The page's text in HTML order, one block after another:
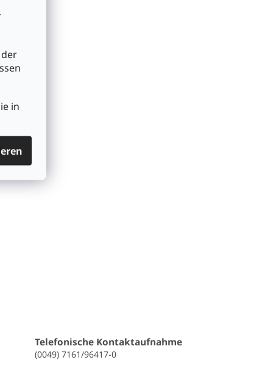
in
Telefonische Kontaktaufnahme
(0049) 7161/96417-0